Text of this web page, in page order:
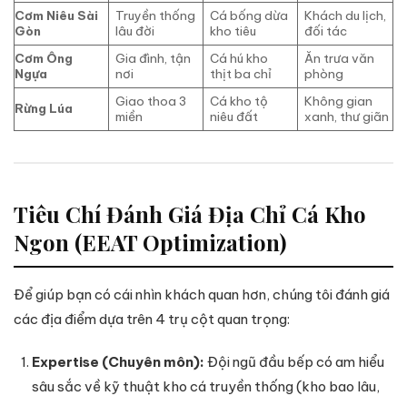
Cơm Niêu Sài
Gòn
Truyền thống
lâu đời
Cá bống dừa
kho tiêu
Khách du lịch,
đối tác
Cơm Ông
Ngựa
Gia đình, tận
nơi
Cá hú kho
thịt ba chỉ
Ăn trưa văn
phòng
Rừng Lúa
Giao thoa 3
miền
Cá kho tộ
niêu đất
Không gian
xanh, thư giãn
Tiêu Chí Đánh Giá Địa Chỉ Cá Kho
Ngon (EEAT Optimization)
Để giúp bạn có cái nhìn khách quan hơn, chúng tôi đánh giá
các địa điểm dựa trên 4 trụ cột quan trọng:
Expertise (Chuyên môn): Đội ngũ đầu bếp có am hiểu
sâu sắc về kỹ thuật kho cá truyền thống (kho bao lâu,